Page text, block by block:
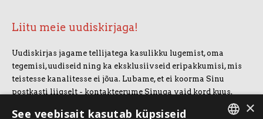
Liitu meie uudiskirjaga!
Uudiskirjas jagame tellijatega kasulikku lugemist, oma
tegemisi, uudiseid ning ka eksklusiivseid eripakkumisi, mis
teistesse kanalitesse ei jõua. Lubame, et ei koorma Sinu
postkasti liigselt - kontakteerume Sinuga vaid kord kuus.
×
See veebisait kasutab küpsiseid